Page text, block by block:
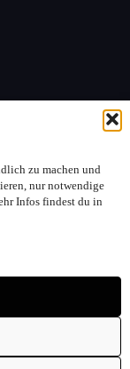
zu machen und
nur notwendige
Infos findest du in